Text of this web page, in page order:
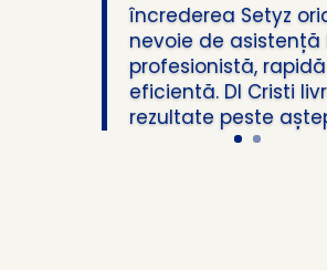
încrederea Setyz
nevoie de asistență
profesionistă,
eficientă. Dl Cristi
rezultate peste